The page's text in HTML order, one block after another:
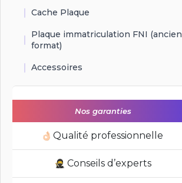
Cache Plaque
Plaque immatriculation FNI (ancien
format)
Accessoires
Nos garanties
Qualité professionnelle
Conseils d’experts